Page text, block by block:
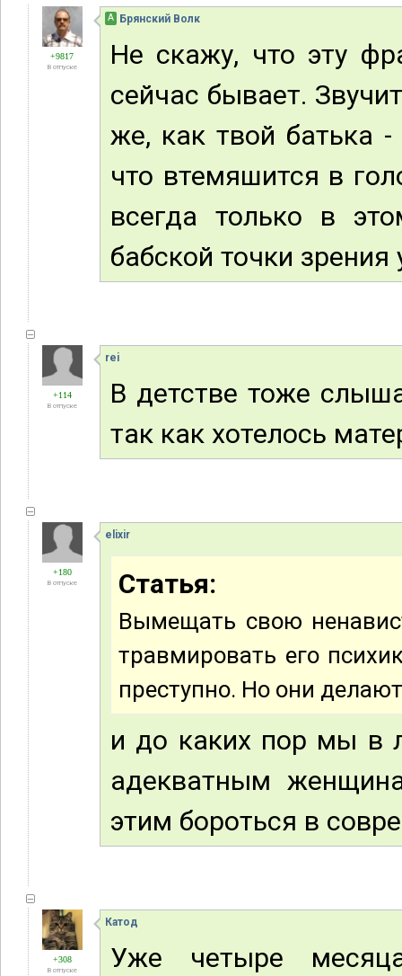
+9817
В отпуске
А Брянский Волк
Не скажу, что эту
сейчас бывает.
же, как твой батька
что втемяшится в
всегда только в
бабской точки зрения
+114
В отпуске
rei
В детстве тоже
так как хотелось
+180
В отпуске
elixir
Статья:
Вымещать свою
травмировать его
преступно. Но они
и до каких пор мы в
адекватным
этим бороться в
+308
В отпуске
Катод
Уже четыре